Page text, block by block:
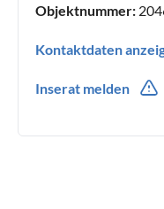
Objektnummer:
Kontaktdaten
Inserat melden